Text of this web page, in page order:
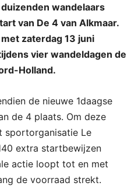
wandelaars
van De 4 van Alkmaar.
zaterdag 13 juni
vier wandeldagen de
Holland.
de nieuwe 1daagse
de 4 plaats. Om deze
sportorganisatie Le
extra startbewijzen
actie loopt tot en met
de voorraad strekt.